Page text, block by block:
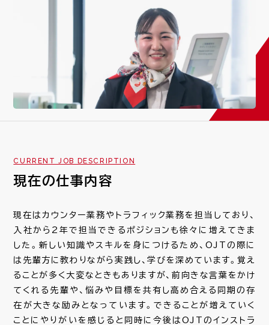
若手×ベテラン 座談会
キャリアモデル
RECRUIT
キャリア採用募集要項
教育・研修制度
CURRENT JOB DESCRIPTION
現在の仕事内容
現在はカウンター業務やトラフィック業務を担当しており、
入社から2年で担当できるポジションも徐々に増えてきま
した。新しい知識やスキルを身につけるため、OJTの際に
は先輩方に教わりながら実践し、学びを深めています。覚え
ることが多く大変なときもありますが、前向きな言葉をかけ
てくれる先輩や、悩みや目標を共有し高め合える同期の存
在が大きな励みとなっています。できることが増えていく
ことにやりがいを感じると同時に今後はOJTのインストラ